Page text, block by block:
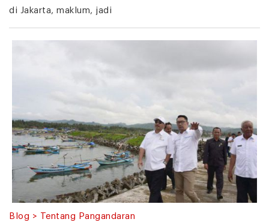
di Jakarta, maklum, jadi
Blog > Tentang Pangandaran